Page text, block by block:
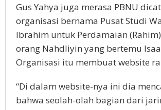
Gus Yahya juga merasa PBNU
organisasi bernama Pusat Studi
Ibrahim untuk Perdamaian
orang Nahdliyin yang bertemu
Organisasi itu membuat website
“Di dalam website-nya ini dia
bahwa seolah-olah bagian dari